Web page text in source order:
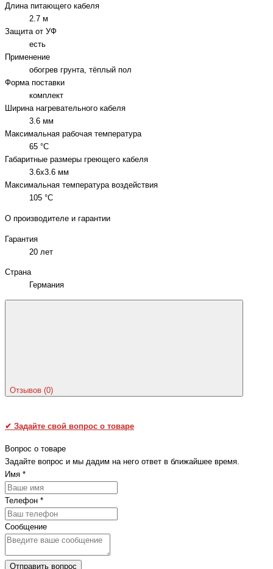
Длина питающего кабеля
2.7 м
Защита от УФ
есть
Применение
обогрев грунта, тёплый пол
Форма поставки
комплект
Ширина нагревательного кабеля
3.6 мм
Максимальная рабочая температура
65 °C
Габаритные размеры греющего кабеля
3.6x3.6 мм
Максимальная температура воздействия
105 °C
О производителе и гарантии
Гарантия
20 лет
Страна
Германия
Отзывов (0)
✔ Задайте свой вопрос о товаре
Вопрос о товаре
Задайте вопрос и мы дадим на него ответ в ближайшее время.
Имя *
Телефон *
Сообщение
Отправить вопрос